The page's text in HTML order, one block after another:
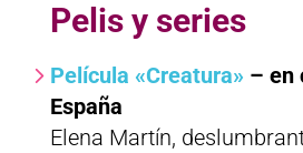
Pelis y series
Película «Creatura» – en
España
Elena Martín,